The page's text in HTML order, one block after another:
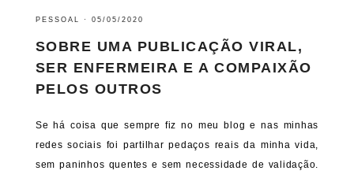
PESSOAL · 05/05/2020
SOBRE UMA PUBLICAÇÃO VIRAL,
SER ENFERMEIRA E A COMPAIXÃO
PELOS OUTROS
Se há coisa que sempre fiz no meu blog e nas minhas
redes sociais foi partilhar pedaços reais da minha vida,
sem paninhos quentes e sem necessidade de validação.